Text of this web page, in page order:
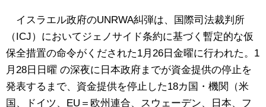
イスラエル政府のUNRWA糾弾は、国際司法裁判所
（ICJ）においてジェノサイド条約に基づく暫定的な仮
保全措置の命令がくだされた1月26日金曜に行われた。1
月28日日曜 の深夜に日本政府までが資金提供の停止を
発表するまで、資金提供を停止した18カ国・機関（米
国、ドイツ、EU＝欧州連合、スウェーデン、日本、フ